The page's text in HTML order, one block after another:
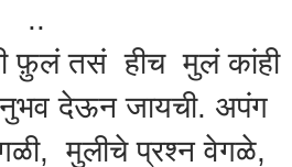
..
फ़ुलं तसं हीच मुलं कांही
देऊन जायची. अपंग
मुलीचे प्रश्न वेगळे,